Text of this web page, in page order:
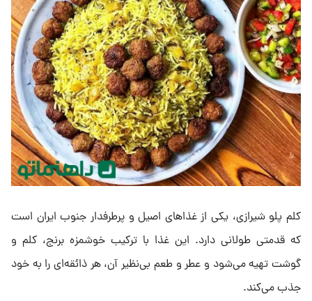
کلم پلو شیرازی، یکی از غذاهای اصیل و پرطرفدار جنوب ایران است
که قدمتی طولانی دارد. این غذا با ترکیب خوشمزه برنج، کلم و
گوشت تهیه می‌شود و عطر و طعم بی‌نظیر آن، هر ذائقه‌ای را به خود
جذب می‌کند.